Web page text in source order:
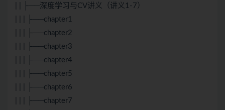
| | ├──深度学习与CV讲义（讲义1-7）
| | | ├──chapter1
| | | ├──chapter2
| | | ├──chapter3
| | | ├──chapter4
| | | ├──chapter5
| | | ├──chapter6
| | | ├──chapter7